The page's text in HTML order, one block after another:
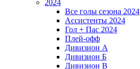
2024
Все голы сезона 2024
Ассистенты 2024
Гол + Пас 2024
Плей-офф
Дивизион A
Дивизион Б
Дивизион В